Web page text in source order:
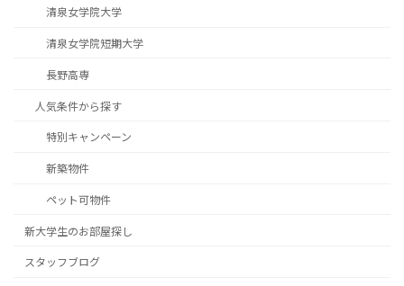
清泉女学院大学
清泉女学院短期大学
長野高専
人気条件から探す
特別キャンペーン
新築物件
ペット可物件
新大学生のお部屋探し
スタッフブログ